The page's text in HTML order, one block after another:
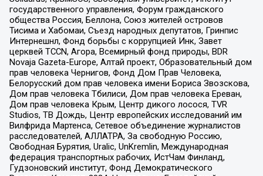
государственного управления, Форум гражданского
общества Россия, Беллона, Союз жителей островов
Тисима и Хабомаи, Съезд народных депутатов, Гринпис
Интернешнл, Фонд борьбы с коррупцией Инк, Завет
церквей TCCN, Агора, Всемирный фонд природы, BDR
Novaja Gazeta-Europe, Алтай проект, Образовательный дом
прав человека Чернигов, Фонд Дом Прав Человека,
Белорусский дом прав человека имени Бориса Звозскова,
Дом прав человека Тбилиси, Дом прав человека Ереван,
Дом прав человека Крым, Центр дикого лосося, TVR
Studios, ТВ Дождь, Центр европейских исследований им
Вилфрида Мартенса, Сетевое объединение журналистов
расследователей, АЛЛАТРА, За свободную Россию,
Свободная Бурятия, Uralic, UnKremlin, Международная
федерация транспортных рабочих, ИстЧам Финланд,
Гудзоновский институт, Фонд Демократического